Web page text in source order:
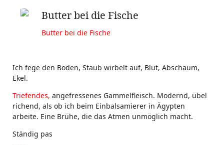
Butter bei die Fische
Butter bei die Fische
Ich fege den Boden, Staub wirbelt auf, Blut, Abschaum,
Ekel.
Triefendes, angefressenes Gammelfleisch. Modernd, übel
richend, als ob ich beim Einbalsamierer in Ägypten
arbeite. Eine Brühe, die das Atmen unmöglich macht.
Ständig pas